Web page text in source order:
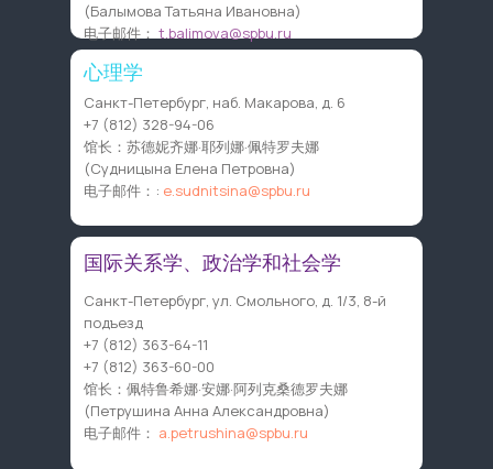
Санкт-Петербург, ул. Смольного, д. 1/3, 8-й
подъезд
+7 (812) 363-64-11
+7 (812) 363-60-00
馆长：佩特鲁希娜·安娜·阿列克桑德罗夫娜
(Петрушина Анна Александровна)
电子邮件： a.petrushina@spbu.ru
国际关系学、政治学和社会学
Санкт-Петербург, наб. Макарова, д. 6
+7 (812) 328-94-06
馆长：苏德妮齐娜·耶列娜·佩特罗夫娜
(Судницына Елена Петровна)
电子邮件：: e.sudnitsina@spbu.ru
心理学
(Балымова Татьяна Ивановна)
电子邮件： t.balimova@spbu.ru